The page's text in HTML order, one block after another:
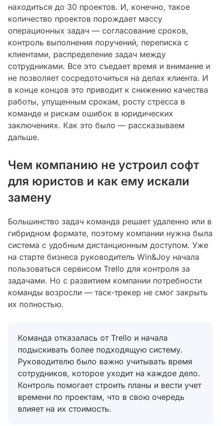
находиться до 30 проектов. И, конечно, такое
количество проектов порождает массу
операционных задач — согласование сроков,
контроль выполнения поручений, переписка с
клиентами, распределение задач между
сотрудниками. Все это съедает время и внимание и
не позволяет сосредоточиться на делах клиента. И
в конце концов это приводит к снижению качества
работы, упущенным срокам, росту стресса в
команде и рискам ошибок в юридических
заключениях. Как это было — рассказываем
дальше.
Чем компанию не устроил софт
для юристов и как ему искали
замену
Большинство задач команда решает удаленно или в
гибридном формате, поэтому компании нужна была
система с удобным дистанционным доступом. Уже
на старте бизнеса руководитель Win&Joy начала
пользоваться сервисом Trello для контроля за
задачами. Но с развитием компании потребности
команды возросли — таск-трекер не смог закрыть
их полностью.
Команда отказалась от Trello и начала
подыскивать более подходящую систему.
Руководителю было важно учитывать время
сотрудников, которое уходит на каждое дело.
Контроль помогает строить планы и вести учет
времени по проектам, что в свою очередь
влияет на их стоимость.